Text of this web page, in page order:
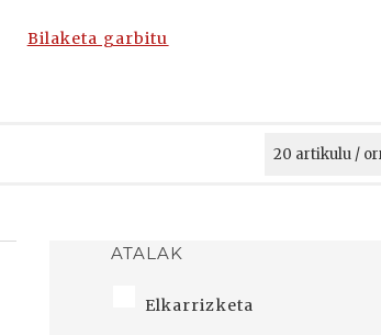
Bilaketa garbitu
ATALAK
Elkarrizketa